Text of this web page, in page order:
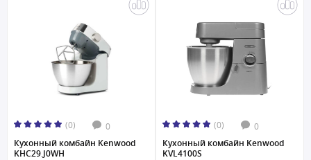
(0) 0
Кухонный комбайн Kenwood
KHC29.J0WH
(0) 0
Кухонный комбайн Kenwood
KVL4100S